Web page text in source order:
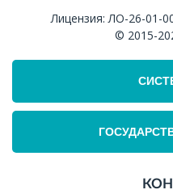
Лицензия:ЛО-26-01-
© 2015-